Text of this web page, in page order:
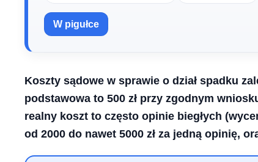
W pigułce
Koszty sądowe w sprawie o dział spadku
podstawowa to 500 zł przy zgodnym
realny koszt to często opinie biegłych
od 2000 do nawet 5000 zł za jedną opinię,